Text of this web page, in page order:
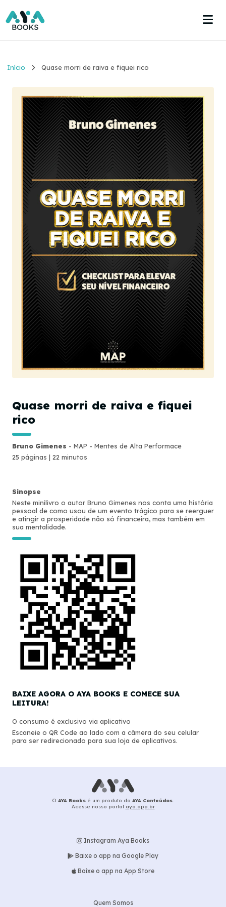
Acervo
Acesse agora
Início Quase morri de raiva e fiquei rico
Quase morri de raiva e fiquei
rico
Bruno Gimenes - MAP - Mentes de Alta Performace
25 páginas | 22 minutos
Sinopse
Neste minilivro o autor Bruno Gimenes nos conta uma história
pessoal de como usou de um evento trágico para se reerguer
e atingir a prosperidade não só financeira, mas também em
sua mentalidade.
BAIXE AGORA O AYA BOOKS E COMECE SUA
LEITURA!
O consumo é exclusivo via aplicativo
Escaneie o QR Code ao lado com a câmera do seu celular
para ser redirecionado para sua loja de aplicativos.
O AYA Books é um produto da AYA Conteúdos
Acesse nosso portal aya.app.br
Instagram Aya Books
Baixe o app na Google Play
Baixe o app na App Store
Quem Somos